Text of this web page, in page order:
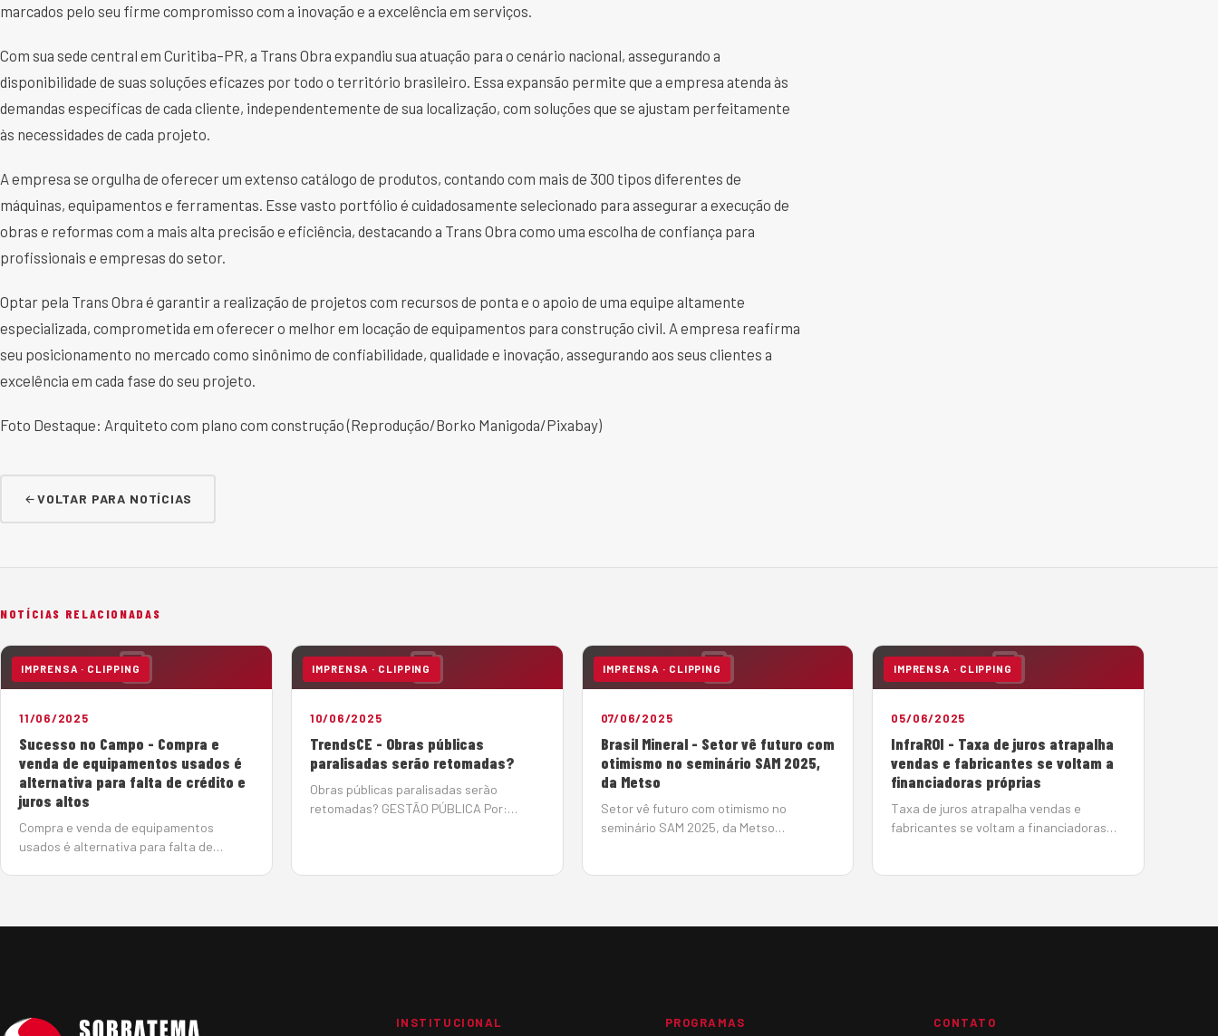
marcados pelo seu firme compromisso com a inovação e a excelência em serviços.
Com sua sede central em Curitiba–PR, a Trans Obra expandiu sua atuação para o cenário nacional, assegurando a
disponibilidade de suas soluções eficazes por todo o território brasileiro. Essa expansão permite que a empresa atenda às
demandas específicas de cada cliente, independentemente de sua localização, com soluções que se ajustam perfeitamente
às necessidades de cada projeto.
A empresa se orgulha de oferecer um extenso catálogo de produtos, contando com mais de 300 tipos diferentes de
máquinas, equipamentos e ferramentas. Esse vasto portfólio é cuidadosamente selecionado para assegurar a execução de
obras e reformas com a mais alta precisão e eficiência, destacando a Trans Obra como uma escolha de confiança para
profissionais e empresas do setor.
Optar pela Trans Obra é garantir a realização de projetos com recursos de ponta e o apoio de uma equipe altamente
especializada, comprometida em oferecer o melhor em locação de equipamentos para construção civil. A empresa reafirma
seu posicionamento no mercado como sinônimo de confiabilidade, qualidade e inovação, assegurando aos seus clientes a
excelência em cada fase do seu projeto.
Foto Destaque: Arquiteto com plano com construção (Reprodução/Borko Manigoda/Pixabay)
VOLTAR PARA NOTÍCIAS
NOTÍCIAS RELACIONADAS
IMPRENSA · CLIPPING
11/06/2025
Sucesso no Campo - Compra e
venda de equipamentos usados é
alternativa para falta de crédito e
juros altos
Compra e venda de equipamentos
usados é alternativa para falta de
IMPRENSA · CLIPPING
10/06/2025
TrendsCE - Obras públicas
paralisadas serão retomadas?
Obras públicas paralisadas serão
retomadas? GESTÃO PÚBLICA Por:
IMPRENSA · CLIPPING
07/06/2025
Brasil Mineral - Setor vê futuro com
otimismo no seminário SAM 2025,
da Metso
Setor vê futuro com otimismo no
seminário SAM 2025, da Metso
IMPRENSA · CLIPPING
05/06/2025
InfraROI - Taxa de juros atrapalha
vendas e fabricantes se voltam a
financiadoras próprias
Taxa de juros atrapalha vendas e
fabricantes se voltam a financiadoras
INSTITUCIONAL PROGRAMAS CONTATO